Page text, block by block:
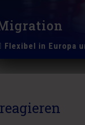
Flexibel in Europa